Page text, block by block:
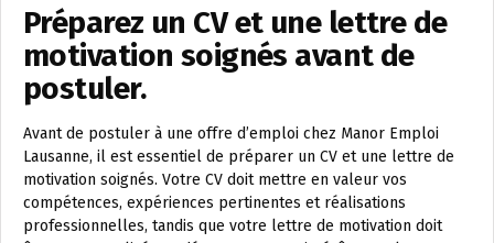
Préparez un CV et une lettre de
motivation soignés avant de
postuler.
Avant de postuler à une offre d’emploi chez Manor Emploi
Lausanne, il est essentiel de préparer un CV et une lettre de
motivation soignés. Votre CV doit mettre en valeur vos
compétences, expériences pertinentes et réalisations
professionnelles, tandis que votre lettre de motivation doit